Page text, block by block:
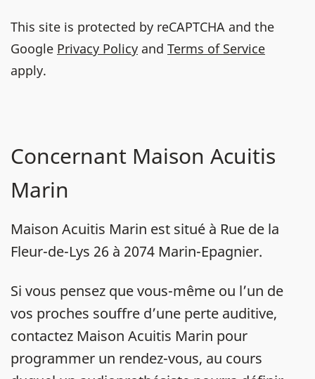
This site is protected by reCAPTCHA and the
Google Privacy Policy and Terms of Service
apply.
Concernant Maison Acuitis
Marin
Maison Acuitis Marin est situé à Rue de la
Fleur-de-Lys 26 à 2074 Marin-Epagnier.
Si vous pensez que vous-même ou l’un de
vos proches souffre d’une perte auditive,
contactez Maison Acuitis Marin pour
programmer un rendez-vous, au cours